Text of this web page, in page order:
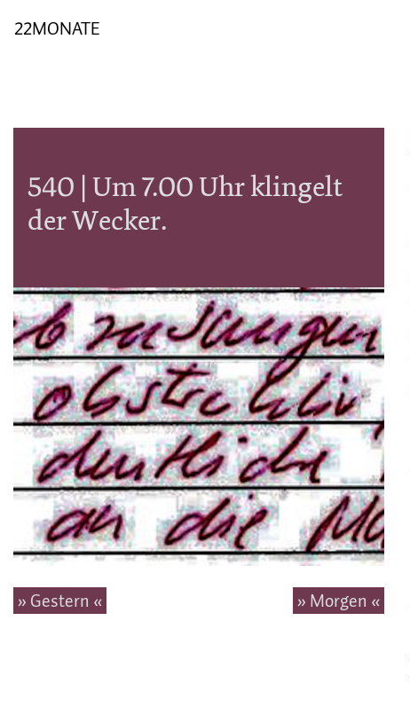
22MONATE
540 | Um 7.00 Uhr klingelt
der Wecker.
» Gestern « » Morgen «